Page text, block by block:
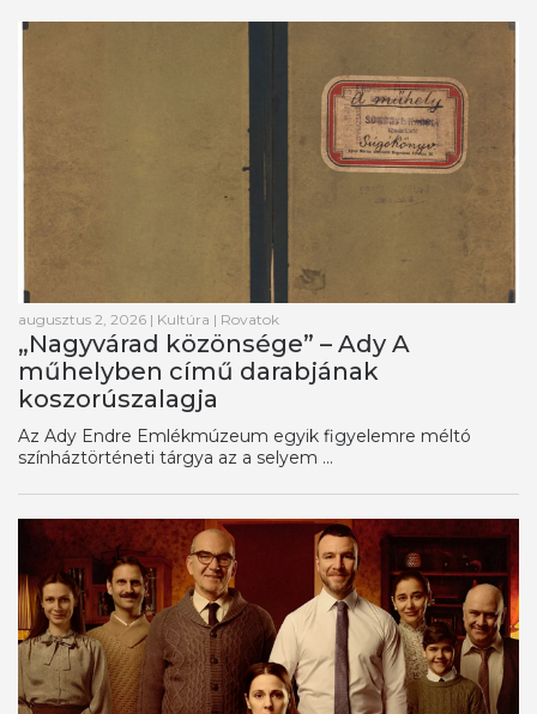
augusztus 2, 2026 | Kultúra | Rovatok
„Nagyvárad közönsége” – Ady A
műhelyben című darabjának
koszorúszalagja
Az Ady Endre Emlékmúzeum egyik figyelemre méltó
színháztörténeti tárgya az a selyem ...